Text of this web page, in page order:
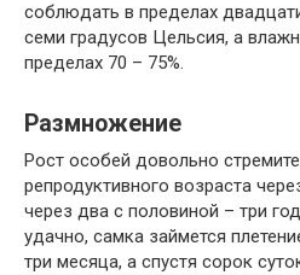
соблюдать в пределах
семи градусов Цельсия, а
пределах 70 – 75%.
Размножение
Рост особей довольно
репродуктивного возраста
через два с половиной – три
удачно, самка займется
три месяца, а спустя сорок